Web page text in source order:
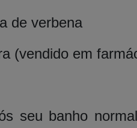
de verbena
(vendido em
seu banho